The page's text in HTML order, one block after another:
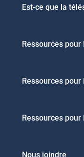
Est-ce que la
Ressources
Ressources
Ressources
Nous joindre